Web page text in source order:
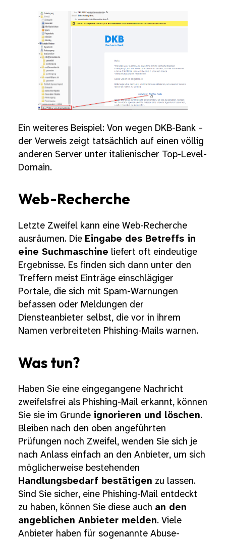
Ein weiteres Beispiel: Von wegen DKB-Bank –
der Verweis zeigt tatsächlich auf einen völlig
anderen Server unter italienischer Top-Level-
Domain.
Web-Recherche
Letzte Zweifel kann eine Web-Recherche
ausräumen. Die Eingabe des Betreffs in
eine Suchmaschine liefert oft eindeutige
Ergebnisse. Es finden sich dann unter den
Treffern meist Einträge einschlägiger
Portale, die sich mit Spam-Warnungen
befassen oder Meldungen der
Diensteanbieter selbst, die vor in ihrem
Namen verbreiteten Phishing-Mails warnen.
Was tun?
Haben Sie eine eingegangene Nachricht
zweifelsfrei als Phishing-Mail erkannt, können
Sie sie im Grunde ignorieren und löschen.
Bleiben nach den oben angeführten
Prüfungen noch Zweifel, wenden Sie sich je
nach Anlass einfach an den Anbieter, um sich
möglicherweise bestehenden
Handlungsbedarf bestätigen zu lassen.
Sind Sie sicher, eine Phishing-Mail entdeckt
zu haben, können Sie diese auch an den
angeblichen Anbieter melden. Viele
Anbieter haben für sogenannte Abuse-